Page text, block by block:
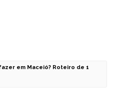
em Maceió? Roteiro de 1